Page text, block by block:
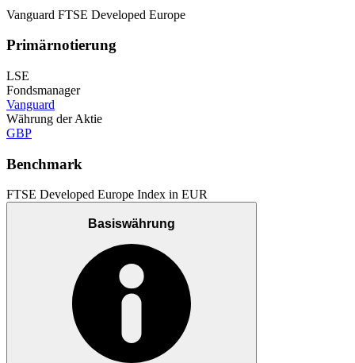
Vanguard FTSE Developed Europe
Primärnotierung
LSE
Fondsmanager
Vanguard
Währung der Aktie
GBP
Benchmark
FTSE Developed Europe Index in EUR
Basiswährung